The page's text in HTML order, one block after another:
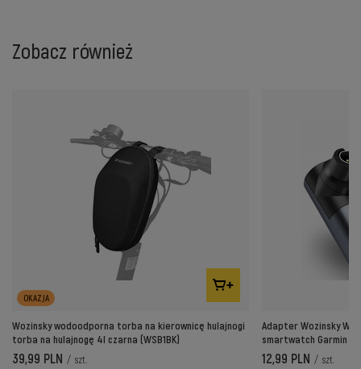
Zobacz również
OKAZJA
Wozinsky wodoodporna torba na kierownicę hulajnogi
torba na hulajnogę 4l czarna (WSB1BK)
39,99 PLN / szt.
Adapter Wozinsky
smartwatch Garmin -
12,99 PLN / szt.